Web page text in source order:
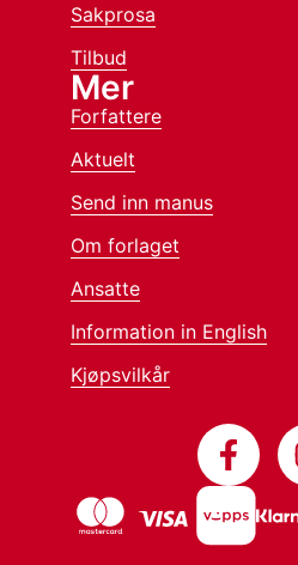
Sakprosa
Tilbud
Mer
Forfattere
Aktuelt
Send inn manus
Om forlaget
Ansatte
Information in English
Kjøpsvilkår